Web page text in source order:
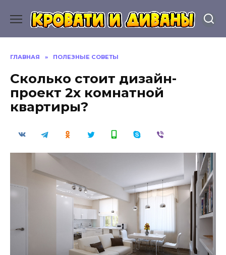
содержанию
ГЛАВНАЯ » ПОЛЕЗНЫЕ СОВЕТЫ
Сколько стоит дизайн-
проект 2х комнатной
квартиры?